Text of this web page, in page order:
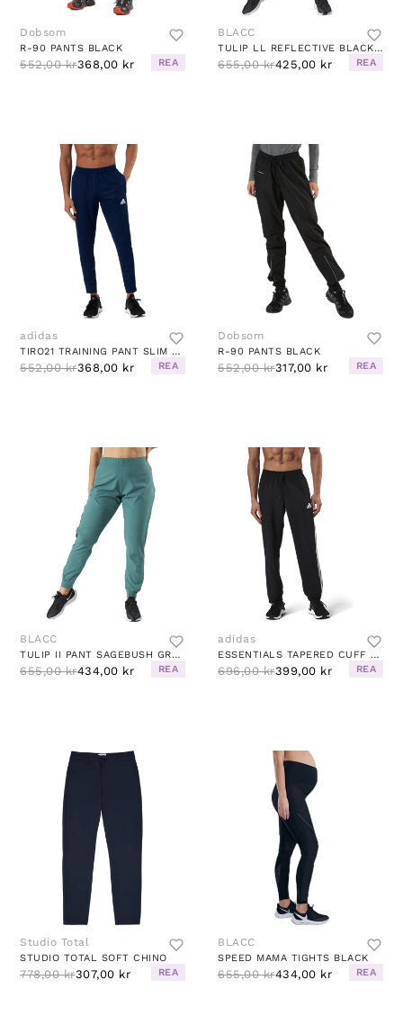
Dobsom
R-90 PANTS BLACK
552,00 kr368,00 kr REA
BLACC
TULIP LL REFLECTIVE BLACK/GREY/SILVER
655,00 kr425,00 kr REA
adidas
TIRO21 TRAINING PANT SLIM TEAM NAVY BLUE
552,00 kr368,00 kr REA
Dobsom
R-90 PANTS BLACK
552,00 kr317,00 kr REA
BLACC
TULIP II PANT SAGEBUSH GREEN
655,00 kr434,00 kr REA
adidas
ESSENTIALS TAPERED CUFF 3 STRIPES PANTS BLACK
696,00 kr399,00 kr REA
Studio Total
STUDIO TOTAL SOFT CHINO
778,00 kr307,00 kr REA
BLACC
SPEED MAMA TIGHTS BLACK
655,00 kr434,00 kr REA